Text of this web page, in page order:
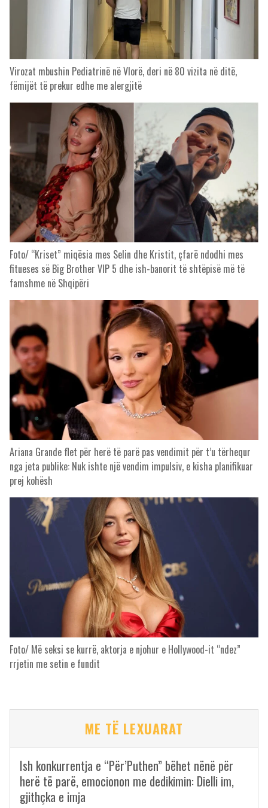
Virozat mbushin Pediatrinë në Vlorë, deri në 80 vizita në ditë,
fëmijët të prekur edhe me alergjitë
Foto/ “Kriset” miqësia mes Selin dhe Kristit, çfarë ndodhi mes
fitueses së Big Brother VIP 5 dhe ish-banorit të shtëpisë më të
famshme në Shqipëri
Ariana Grande flet për herë të parë pas vendimit për t’u tërhequr
nga jeta publike: Nuk ishte një vendim impulsiv, e kisha planifikuar
prej kohësh
Foto/ Më seksi se kurrë, aktorja e njohur e Hollywood-it “ndez”
rrjetin me setin e fundit
ME TË LEXUARAT
Ish konkurrentja e “Për’Puthen” bëhet nënë për
herë të parë, emocionon me dedikimin: Dielli im,
gjithçka e imja